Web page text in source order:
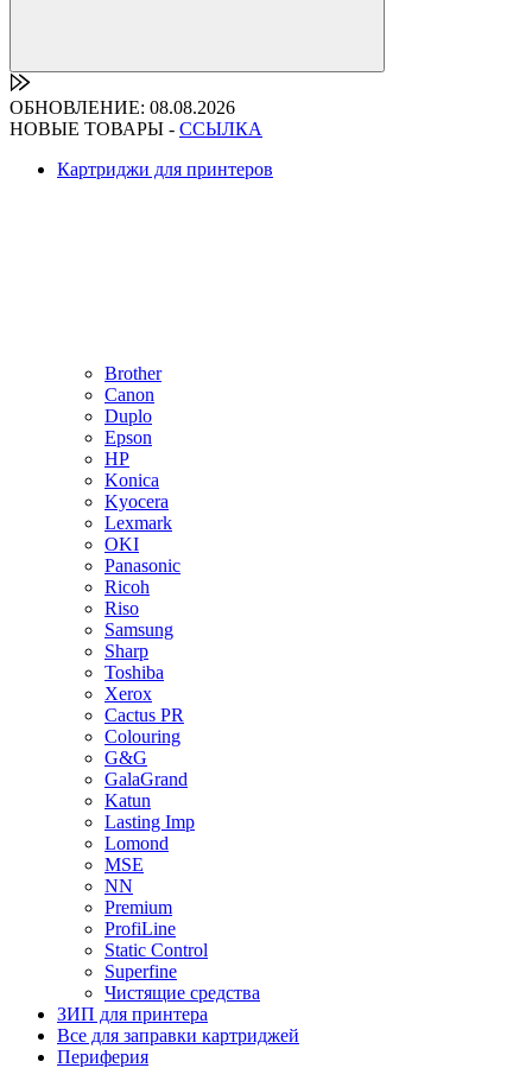
ОБНОВЛЕНИЕ: 08.08.2026
НОВЫЕ ТОВАРЫ - ССЫЛКА
Картриджи для принтеров
Brother
Canon
Duplo
Epson
HP
Konica
Kyocera
Lexmark
OKI
Panasonic
Ricoh
Riso
Samsung
Sharp
Toshiba
Xerox
Cactus PR
Colouring
G&G
GalaGrand
Katun
Lasting Imp
Lomond
MSE
NN
Premium
ProfiLine
Static Control
Superfine
Чистящие средства
ЗИП для принтера
Все для заправки картриджей
Периферия